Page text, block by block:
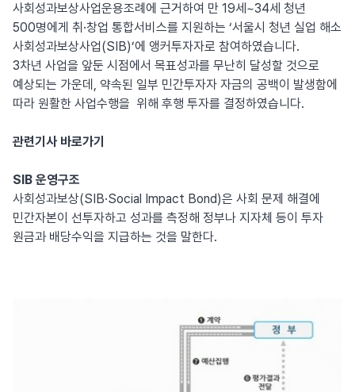
사회성과보상사업운용조례에 근거하여 만 19세~34세 청년
500명에게 취·창업 통합서비스를 지원하는 ‘서울시 청년 실업 해소
사회성과보상사업(SIB)’에 앵커투자자로 참여하였습니다.
3차년 사업을 앞둔 시점에서 목표성과를 무난히 달성할 것으로
예상되는 가운데, 약속된 일부 민간투자자 자금의 공백이 발생함에
따라 원활한 사업수행을 위해 후행 투자를 결정하였습니다.
관련기사 바로가기
SIB 운영구조
사회성과보상(SIB·Social Impact Bond)은 사회 문제 해결에
민간자본이 선투자하고 성과를 측정해 정부나 지자체 등이 투자
원금과 배당수익을 지급하는 것을 말한다.